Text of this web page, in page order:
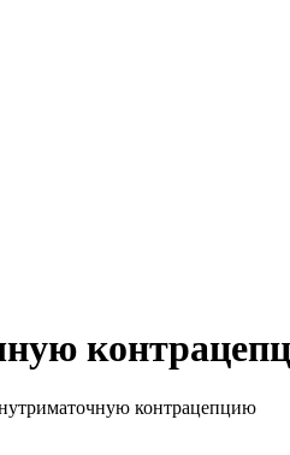
контрацепцию